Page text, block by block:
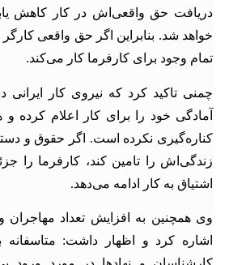
دریافت حق واقعی‌اش در کار کاهش
خواهد شد. بنابراین اگر حق واقعی کارگر
تمام وجود برای کارفرما کار می‌کند.
چمنی تاکید کرد که نیروی کار
آمادگی خود را برای کار اعلام کرده
کناره‌گیری نکرده است. اگر حقوق و
زندگی‌اش را تامین کند، کارفرما را
اشتیاق به کار ادامه می‌دهد.
وی همچنین به افزایش تعداد مهاجران و
اشاره کرد و اظهار داشت: متاسفانه